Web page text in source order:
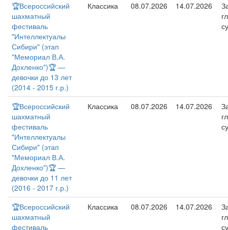
🏆Всероссийский
шахматный
фестиваль
"Интеллектуалы
Сибири" (этап
"Мемориал В.А.
Дохленко")🏆 —
девочки до 13 лет
(2014 - 2015 г.р.)
Классика 08.07.2026 14.07.2026
🏆Всероссийский
шахматный
фестиваль
"Интеллектуалы
Сибири" (этап
"Мемориал В.А.
Дохленко")🏆 —
девочки до 11 лет
(2016 - 2017 г.р.)
Классика 08.07.2026 14.07.2026
🏆Всероссийский
шахматный
фестиваль
Классика 08.07.2026 14.07.2026